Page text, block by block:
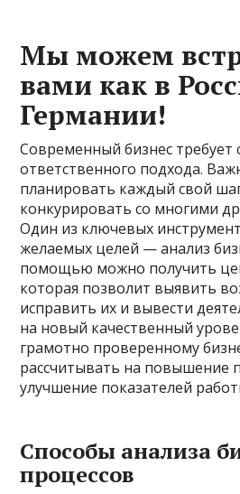
Мы можем
вами как в
Германии!
Современный бизнес требует
ответственного подхода.
планировать каждый свой
конкурировать со многими
Один из ключевых
желаемых целей — анализ
помощью можно получить
которая позволит выявить
исправить их и вывести
на новый качественный
грамотно проверенному
рассчитывать на повышение
улучшение показателей
Способы анализа
процессов